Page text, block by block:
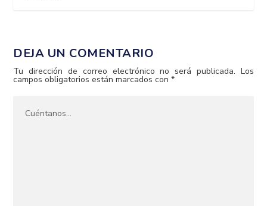
DEJA UN COMENTARIO
Tu dirección de correo electrónico no será publicada. Los
campos obligatorios están marcados con*